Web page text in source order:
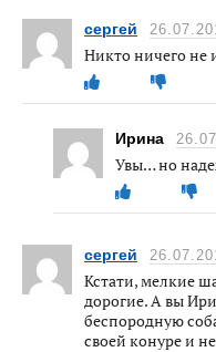
сергей
Никто ничего не
Ирина
Увы… но
сергей
Кстати, мелкие
дорогие. А вы
беспородную
своей конуре и